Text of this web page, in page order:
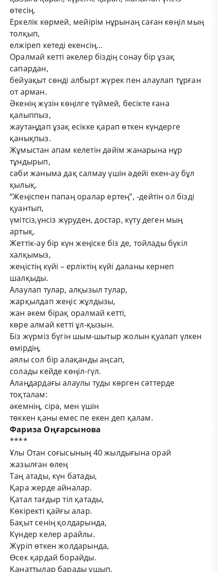
өтесің.
Еркелік көрмей, мейірім нұрынаң саған көңіл мың
толқып,
елжіреп кетеді екенсің…
Оралмай кетті әкелер біздің сонау бір ұзақ
сапардан,
бейуақыт сөнді албырт жүрек пен алаулап тұрған
от арман.
Әкенің жүзін көңілге түймей, бесікте ғана
қалыппыз,
жаутаңдап ұзақ есікке қарап өткен күндерге
қанықпыз.
Жұмыстан апам келетін дәйім жанарына нұр
тұндырып,
сәби жаныма дақ салмау үшін әдейі екен-ау бұл
қылық.
“Жеңіспен папаң оралар ертең”, -дейтін ол бізді
қуантып,
үмітсіз,үнсіз жүруден, достар, күту деген мың
артық.
Жеттік-ау бір күн жеңіске біз де, тойлады бүкіл
халқымыз,
жеңістің күйі – ерліктің күйі даланы кернеп
шалқыды.
Алаулап тулар, алқызыл тулар,
жарқылдап жеңіс жұлдызы,
жан әкем бірақ оралмай кетті,
көре алмай кетті ұл-қызын.
Біз жүрміз бүгін шым-шытыр жолын қуалап үлкен
өмірдің,
аялы сол бір алақанды аңсап,
солады кейде көңіл-гүл.
Алаңдардағы алаулы туды көрген сәттерде
тоқталам:
әкемнің, сірә, мен үшін
төккен қаны емес пе екен деп қалам.
Фариза Оңғарсынова
****
Ұлы Отан соғысының 40 жылдығына орай
жазылған өлең
Таң атады, күн батады,
Қара жерде айналар.
Қатал тағдыр тіл қатады,
Көкіректі қайғы алар.
Бақыт сенің қолдарында,
Күндер келер арайлы.
Жүріп өткен жолдарында,
Өсек қардай борайды.
Қанаттылар барады ұшып,